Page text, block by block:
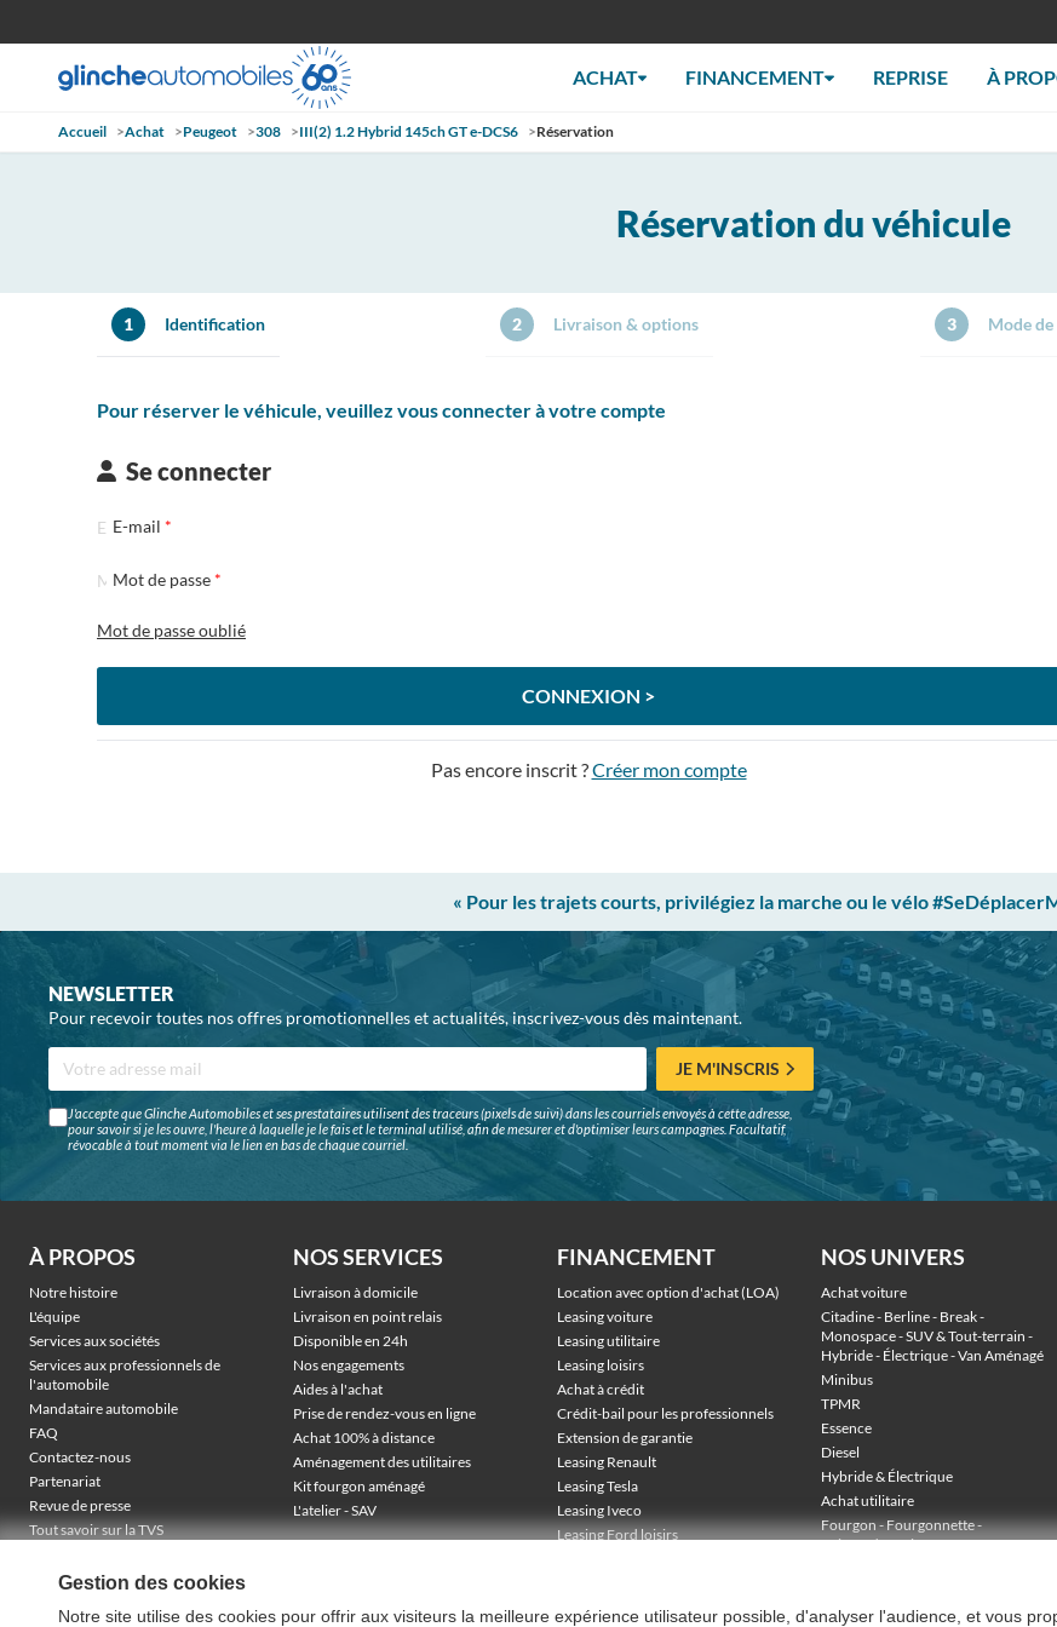
ACHAT FINANCEMENT REPRISE À
Accueil >Achat >Peugeot >308 >III(2) 1.2 Hybrid 145ch GT e-DCS6 >Réservation
Réservation du véhicule
1 Identification 2 Livraison & options 3 Mode
Pour réserver le véhicule, veuillez vous connecter à votre compte
Se connecter
E-mail
Mot de passe
Mot de passe oublié
CONNEXION >
Pas encore inscrit ?Créer mon compte
« Pour les trajets courts, privilégiez la marche ou le vélo
NEWSLETTER
Pour recevoir toutes nos offres promotionnelles et actualités, inscrivez-vous dès maintenant.
JE M'INSCRIS
J'accepte que Glinche Automobiles et ses prestataires utilisent des traceurs (pixels de suivi) dans les courriels envoyés à cette adresse,
pour savoir si je les ouvre, l'heure à laquelle je le fais et le terminal utilisé, afin de mesurer et d'optimiser leurs campagnes. Facultatif,
révocable à tout moment via le lien en bas de chaque courriel.
À PROPOS
Notre histoire
L'équipe
Services aux sociétés
Services aux professionnels de
l'automobile
Mandataire automobile
FAQ
Contactez-nous
Partenariat
Revue de presse
Tout savoir sur la TVS
TVA récupérable & financement
NOS SERVICES
Livraison à domicile
Livraison en point relais
Disponible en 24h
Nos engagements
Aides à l'achat
Prise de rendez-vous en ligne
Achat 100% à distance
Aménagement des utilitaires
Kit fourgon aménagé
L'atelier - SAV
FINANCEMENT
Location avec option d'achat (LOA)
Leasing voiture
Leasing utilitaire
Leasing loisirs
Achat à crédit
Crédit-bail pour les professionnels
Extension de garantie
Leasing Renault
Leasing Tesla
Leasing Iveco
Leasing Ford loisirs
NOS UNIVERS
Achat voiture
Citadine - Berline - Break -
Monospace - SUV & Tout-terrain -
Hybride - Électrique - Van Aménagé
Minibus
TPMR
Essence
Diesel
Hybride & Électrique
Achat utilitaire
Fourgon - Fourgonnette -
Voiture de société -
Gestion des cookies
Notre site utilise des cookies pour offrir aux visiteurs la meilleure expérience utilisateur possible, d'analyser l'audience, et vous